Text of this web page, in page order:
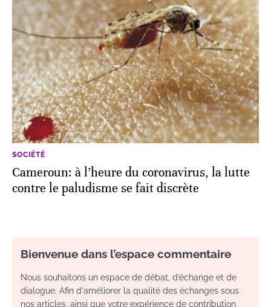
SOCIÉTÉ
Cameroun: à l’heure du coronavirus, la lutte
contre le paludisme se fait discrète
Bienvenue dans l’espace commentaire
Nous souhaitons un espace de débat, d’échange et de
dialogue. Afin d'améliorer la qualité des échanges sous
nos articles, ainsi que votre expérience de contribution,